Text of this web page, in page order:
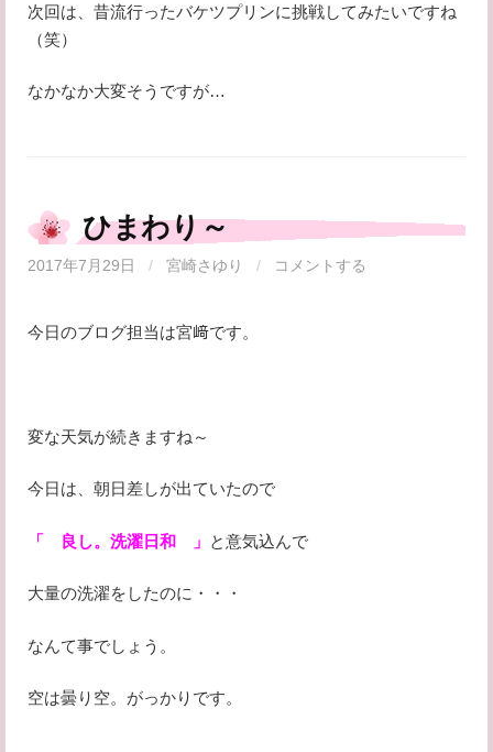
次回は、昔流行ったバケツプリンに挑戦してみたいですね
（笑）
なかなか大変そうですが…
ひまわり～
2017年7月29日 / 宮崎さゆり / コメントする
今日のブログ担当は宮﨑です。
変な天気が続きますね～
今日は、朝日差しが出ていたので
「 良し。洗濯日和 」 と意気込んで
大量の洗濯をしたのに・・・
なんて事でしょう。
空は曇り空。がっかりです。